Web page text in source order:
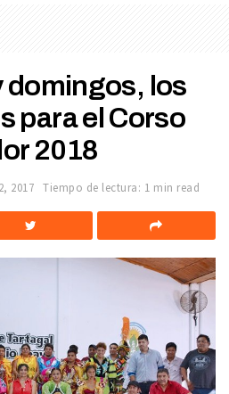
domingos, los
para el Corso
2018
2017 Tiempo de lectura: 1 min read